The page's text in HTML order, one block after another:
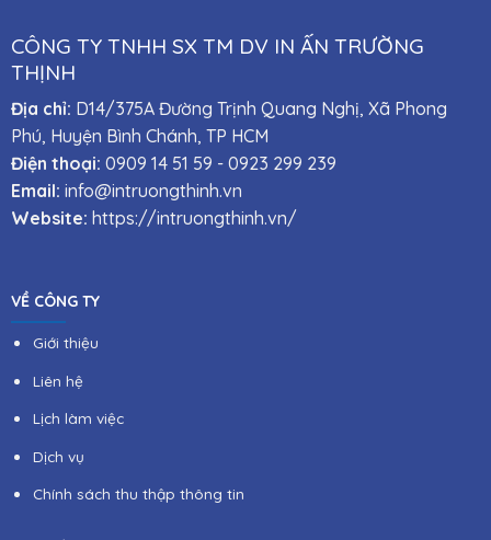
CÔNG TY TNHH SX TM DV IN ẤN TRƯỜNG
THỊNH
Địa chỉ: D14/375A Đường Trịnh Quang Nghị, Xã Phong
Phú, Huyện Bình Chánh, TP HCM
Điện thoại: 0909 14 51 59 - 0923 299 239
Email: info@intruongthinh.vn
Website: https://intruongthinh.vn/
VỀ CÔNG TY
Giới thiệu
Liên hệ
Lịch làm việc
Dịch vụ
Chính sách thu thập thông tin